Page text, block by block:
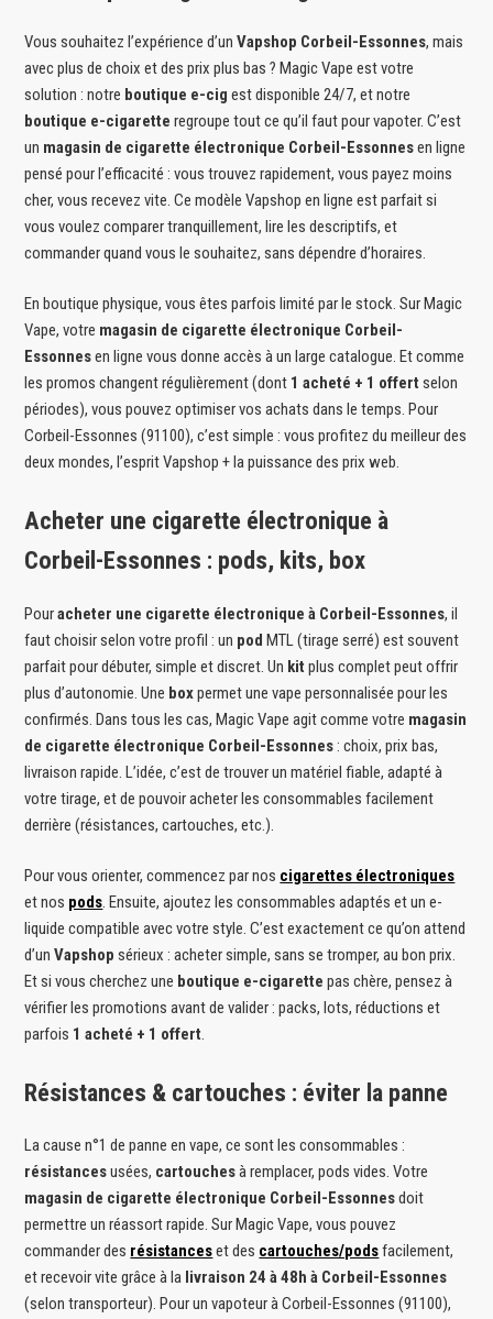
Vous souhaitez l’expérience d’unVapshop Corbeil-Essonnes, mais
avec plus de choix et des prix plus bas ? Magic Vape est votre
solution : notre boutique e-cig est disponible 24/7, et notre
boutique e-cigarette regroupe tout ce qu’il faut pour vapoter. C’est
un magasin de cigarette électronique Corbeil-Essonnesen ligne
pensé pour l’efficacité : vous trouvez rapidement, vous payez moins
cher, vous recevez vite. Ce modèle Vapshop en ligne est parfait si
vous voulez comparer tranquillement, lire les descriptifs, et
commander quand vous le souhaitez, sans dépendre d’horaires.
En boutique physique, vous êtes parfois limité par le stock. Sur Magic
Vape, votre magasin de cigarette électronique Corbeil-
Essonnesen ligne vous donne accès à un large catalogue. Et comme
les promos changent régulièrement (dont 1 acheté + 1 offert selon
périodes), vous pouvez optimiser vos achats dans le temps. Pour
Corbeil-Essonnes (91100), c’est simple : vous profitez du meilleur des
deux mondes, l’esprit Vapshop + la puissance des prix web.
Acheter une cigarette électronique à
Corbeil-Essonnes : pods, kits, box
Pouracheter une cigarette électronique à Corbeil-Essonnes, il
faut choisir selon votre profil : un pod MTL (tirage serré) est souvent
parfait pour débuter, simple et discret. Un kit plus complet peut offrir
plus d’autonomie. Une boxpermet une vape personnalisée pour les
confirmés. Dans tous les cas, Magic Vape agit comme votre magasin
de cigarette électronique Corbeil-Essonnes: choix, prix bas,
livraison rapide. L’idée, c’est de trouver un matériel fiable, adapté à
votre tirage, et de pouvoir acheter les consommables facilement
derrière (résistances, cartouches, etc.).
Pour vous orienter, commencez par nos cigarettes électroniques
et nos pods. Ensuite, ajoutez les consommables adaptés et un e-
liquide compatible avec votre style. C’est exactement ce qu’on attend
d’unVapshop sérieux : acheter simple, sans se tromper, au bon prix.
Et si vous cherchez une boutique e-cigarette pas chère, pensez à
vérifier les promotions avant de valider : packs, lots, réductions et
parfois 1 acheté + 1 offert.
Résistances & cartouches : éviter la panne
La cause n°1 de panne en vape, ce sont les consommables :
résistancesusées, cartouchesà remplacer, pods vides. Votre
magasin de cigarette électronique Corbeil-Essonnesdoit
permettre un réassort rapide. Sur Magic Vape, vous pouvez
commander des résistanceset des cartouches/podsfacilement,
et recevoir vite grâce à la livraison 24 à 48h à Corbeil-Essonnes
(selon transporteur). Pour un vapoteur à Corbeil-Essonnes (91100),